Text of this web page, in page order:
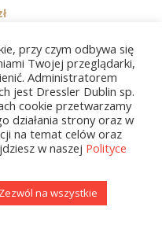
Tom 4
9 NEXT
przy czym odbywa się
Twojej przeglądarki,
Administratorem
jest Dressler Dublin sp.
cookie przetwarzamy
działania strony oraz w
na temat celów oraz
w naszej Polityce
Zezwól na wszystkie